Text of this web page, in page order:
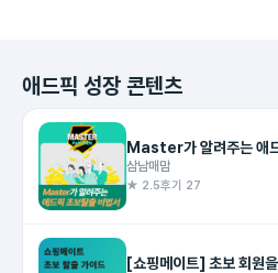
애드픽 성장 콘텐츠
Master가 알려주는 애
삼남매맘
★ 2.5후기 27
[쇼핑메이트] 초보 회원